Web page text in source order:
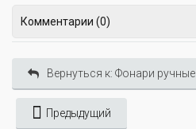
Комментарии (0)
Вернуться к: Фонари ручные
Предыдущий